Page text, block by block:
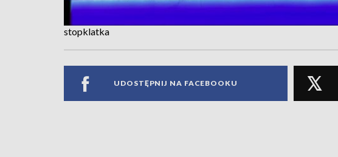
stopklatka
UDOSTĘPNIJ NA FACEBOOKU